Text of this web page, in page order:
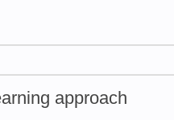
approach